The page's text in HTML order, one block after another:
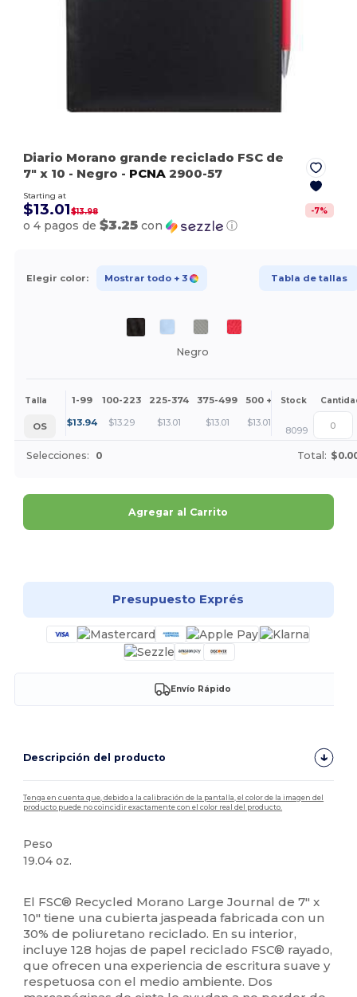
Diario Morano grande reciclado FSC de
7" x 10 - Negro - PCNA 2900-57
Starting at
$13.01$13.98 -7%
o 4 pagos de$3.25 con ⓘ
Elegir color: Mostrar todo + 3 Tabla de tallas
Negro
Talla 1-99 100-223 225-374 375-499 500 + Más
Stock
OS $13.94 $13.29 $13.01 $13.01 $13.01 +
8099
Selecciones: 0 Total:
Agregar al Carrito
Presupuesto Exprés
Envío Rápido
Descripción del producto
Tenga en cuenta que, debido a la calibración de la pantalla, el color de la imagen del
producto puede no coincidir exactamente con el color real del producto.
Peso
19.04 oz.
El FSC® Recycled Morano Large Journal de 7" x
10" tiene una cubierta jaspeada fabricada con un
30% de poliuretano reciclado. En su interior,
incluye 128 hojas de papel reciclado FSC® rayado,
que ofrecen una experiencia de escritura suave y
respetuosa con el medio ambiente. Dos